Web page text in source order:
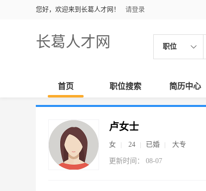
您好，欢迎来到长葛人才网！ 请登录
长葛人才网 职位
首页 职位搜索 简历中心
卢女士
女 24 已婚 大专
更新时间： 08-07